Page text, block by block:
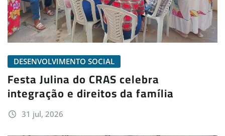
DESENVOLVIMENTO SOCIAL
Festa Julina do CRAS celebra
integração e direitos da família
31 jul, 2026